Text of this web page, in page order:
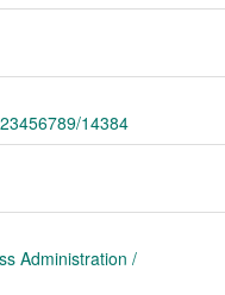
14384
Administration /